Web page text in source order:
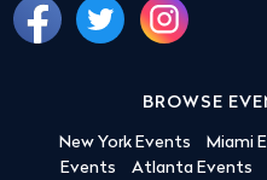
BROWSE
New York Events Miami
Events
Atlanta Events